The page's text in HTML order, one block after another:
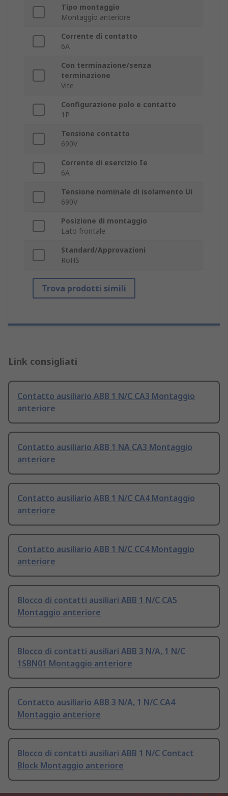
Tipo montaggio
Montaggio anteriore
Corrente di contatto
6A
Con terminazione/senza
terminazione
Vite
Configurazione polo e contatto
1P
Tensione contatto
690V
Corrente di esercizio Ie
6A
Tensione nominale di isolamento Ui
690V
Posizione di montaggio
Lato frontale
Standard/Approvazioni
RoHS
Trova prodotti simili
Link consigliati
Contatto ausiliario ABB 1 N/C CA3 Montaggio
anteriore
Contatto ausiliario ABB 1 NA CA3 Montaggio
anteriore
Contatto ausiliario ABB 1 N/C CA4 Montaggio
anteriore
Contatto ausiliario ABB 1 N/C CC4 Montaggio
anteriore
Blocco di contatti ausiliari ABB 1 N/C CA5
Montaggio anteriore
Blocco di contatti ausiliari ABB 3 N/A, 1 N/C
1SBN01 Montaggio anteriore
Contatto ausiliario ABB 3 N/A, 1 N/C CA4
Montaggio anteriore
Blocco di contatti ausiliari ABB 1 N/C Contact
Block Montaggio anteriore